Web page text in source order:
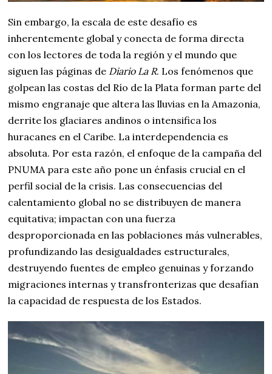
Sin embargo, la escala de este desafío es
inherentemente global y conecta de forma directa
con los lectores de toda la región y el mundo que
siguen las páginas de Diario La R. Los fenómenos que
golpean las costas del Río de la Plata forman parte del
mismo engranaje que altera las lluvias en la Amazonia,
derrite los glaciares andinos o intensifica los
huracanes en el Caribe. La interdependencia es
absoluta. Por esta razón, el enfoque de la campaña del
PNUMA para este año pone un énfasis crucial en el
perfil social de la crisis. Las consecuencias del
calentamiento global no se distribuyen de manera
equitativa; impactan con una fuerza
desproporcionada en las poblaciones más vulnerables,
profundizando las desigualdades estructurales,
destruyendo fuentes de empleo genuinas y forzando
migraciones internas y transfronterizas que desafían
la capacidad de respuesta de los Estados.